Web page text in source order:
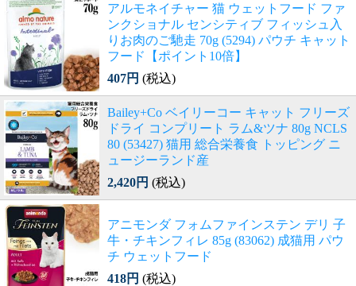
アルモネイチャー 猫 ウェットフード ファ
ンクショナル センシティブ フィッシュ入
りお肉のご馳走 70g (5294) パウチ キャット
フード【ポイント10倍】
407円 (税込)
Bailey+Co ベイリーコー キャット フリーズ
ドライ コンプリート ラム&ツナ 80g NCLS
80 (53427) 猫用 総合栄養食 トッピング ニ
ュージーランド産
2,420円 (税込)
アニモンダ フォムファインステン デリ 子
牛・チキンフィレ 85g (83062) 成猫用 パウ
チ ウェットフード
418円 (税込)